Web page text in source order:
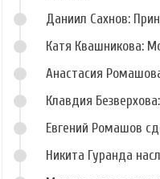
Даниил Сахнов:
Катя Квашникова:
Анастасия
Клавдия
Евгений Ромашов
Никита Гуранда